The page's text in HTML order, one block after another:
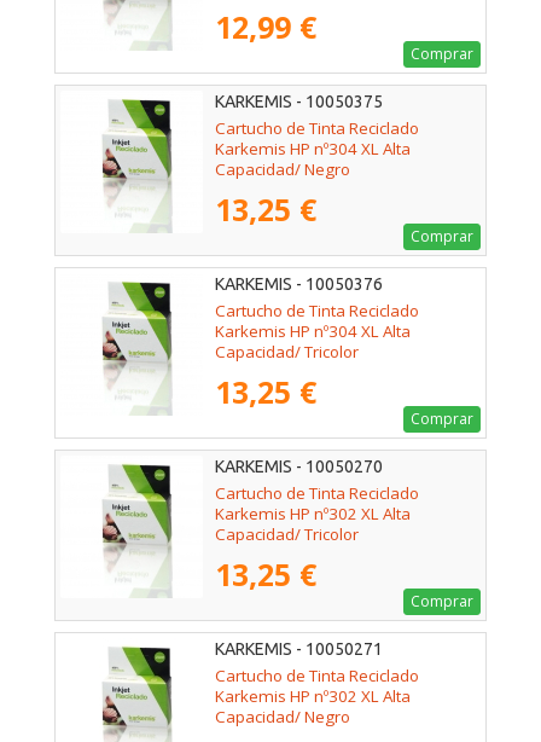
12,99 €
Comprar
KARKEMIS - 10050375
Cartucho de Tinta Reciclado
Karkemis HP nº304 XL Alta
Capacidad/ Negro
13,25 €
Comprar
KARKEMIS - 10050376
Cartucho de Tinta Reciclado
Karkemis HP nº304 XL Alta
Capacidad/ Tricolor
13,25 €
Comprar
KARKEMIS - 10050270
Cartucho de Tinta Reciclado
Karkemis HP nº302 XL Alta
Capacidad/ Tricolor
13,25 €
Comprar
KARKEMIS - 10050271
Cartucho de Tinta Reciclado
Karkemis HP nº302 XL Alta
Capacidad/ Negro